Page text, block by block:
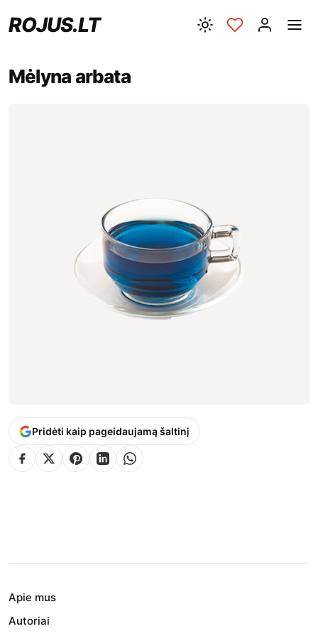
ROJUS.LT
Mėlyna arbata
Pridėti kaip pageidaujamą šaltinį
Apie mus
Autoriai